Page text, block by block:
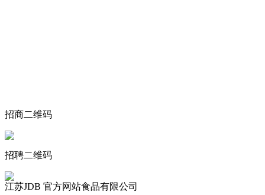
招商二维码
招聘二维码
江苏JDB 官方网站食品有限公司